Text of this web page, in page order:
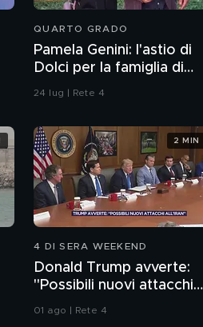
QUARTO GRADO
Pamela Genini: l'astio di
Dolci per la famiglia di
Pamela
24 lug | Rete 4
4 DI SERA WEEKEND
Donald Trump avverte:
"Possibili nuovi attacchi
all'Iran"
01 ago | Rete 4
2 MIN